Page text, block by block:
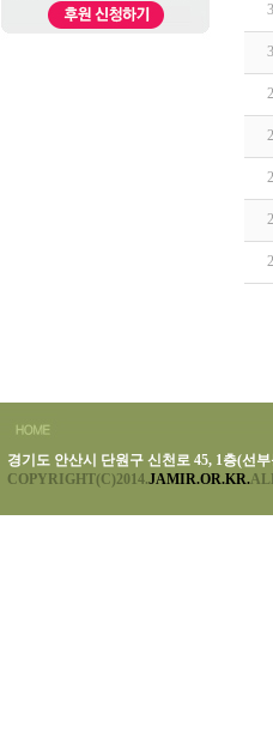
경기도 안산시 단원구 신천로 45, 1층(선부
COPYRIGHT(C)2014.JAMIR.OR.KR.